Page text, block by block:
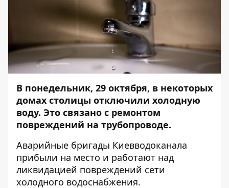
В понедельник, 29 октября, в некоторых
домах столицы отключили холодную
воду. Это связано с ремонтом
повреждений на трубопроводе.
Аварийные бригады Киевводоканала
прибыли на место и работают над
ликвидацией повреждений сети
холодного водоснабжения.